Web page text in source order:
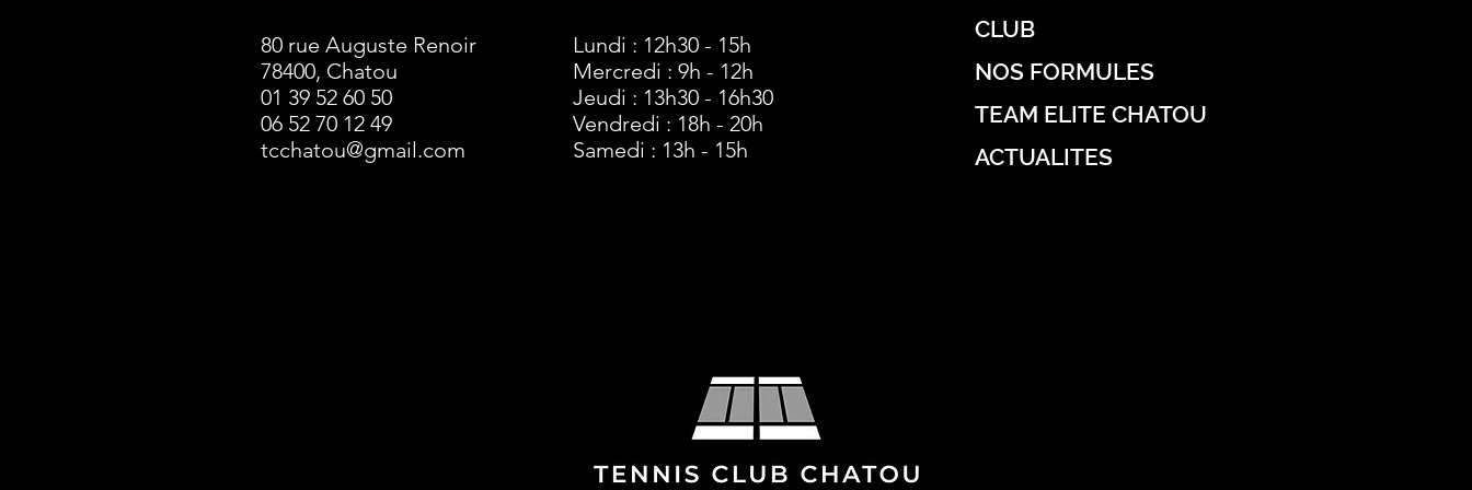
80 rue Auguste Renoir
78400, Chatou
01 39 52 60 50
06 52 70 12 49
tcchatou@gmail.com
Lundi : 12h30 - 15h
Mercredi : 9h - 12h
Jeudi : 13h30 - 16h30
Vendredi : 18h - 20h
Samedi : 13h - 15h
CLUB
NOS FORMULES
TEAM ELITE CHATOU
ACTUALITES